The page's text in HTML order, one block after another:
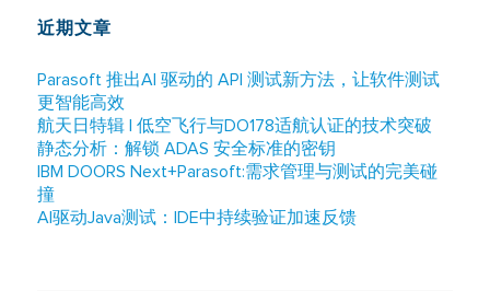
近期文章
Parasoft 推出AI 驱动的 API 测试新方法，让软件测试
更智能高效
航天日特辑 | 低空飞行与DO178适航认证的技术突破
静态分析：解锁 ADAS 安全标准的密钥
IBM DOORS Next+Parasoft:需求管理与测试的完美碰
撞
AI驱动Java测试：IDE中持续验证加速反馈